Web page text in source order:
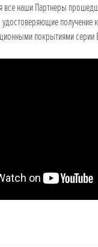
все наши Партнеры
получение
покрытиями серии